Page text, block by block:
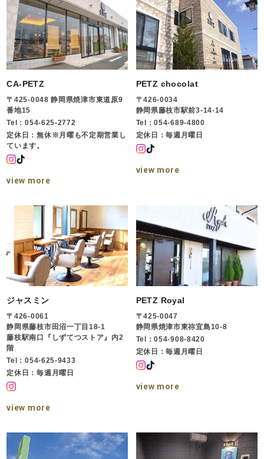
CA-PETZ
〒425-0048 静岡県焼津市東道原9
番地15
Tel：054-625-2772
定休日：無休※月曜も不定期営業し
ています。
view more
PETZ chocolat
〒426-0034
静岡県藤枝市駅前3-14-14
Tel：054-689-4800
定休日：毎週月曜日
view more
ジャスミン
〒426-0061
静岡県藤枝市田沼一丁目18-1
藤枝駅南口『しずてつストア』内2
階
Tel：054-625-9433
定休日：毎週月曜日
view more
PETZ Royal
〒425-0047
静岡県焼津市東祢宜島10-8
Tel：054-908-8420
定休日：毎週月曜日
view more